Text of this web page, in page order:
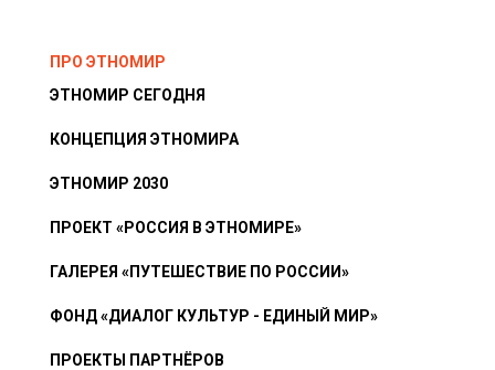
ПРО ЭТНОМИР
ЭТНОМИР СЕГОДНЯ
КОНЦЕПЦИЯ ЭТНОМИРА
ЭТНОМИР 2030
ПРОЕКТ «РОССИЯ В ЭТНОМИРЕ»
ГАЛЕРЕЯ «ПУТЕШЕСТВИЕ ПО РОССИИ»
ФОНД «ДИАЛОГ КУЛЬТУР - ЕДИНЫЙ МИР»
ПРОЕКТЫ ПАРТНЁРОВ